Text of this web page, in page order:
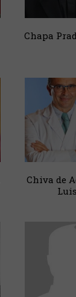
Chapa
Chiva de
Luis